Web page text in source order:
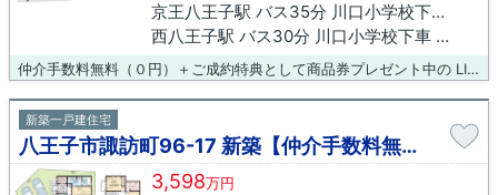
京王八王子駅 バス35分 川口小学校下車 徒歩5分
西八王子駅 バス30分 川口小学校下車 徒歩5分
仲介手数料無料（０円）＋ご成約特典として商品券プレゼント中の LIXIL不動産ショップ八王子住まいる不動産にお任せください！
新築一戸建住宅
八王子市諏訪町96-17 新築【仲介手数料無料】
3,598万円